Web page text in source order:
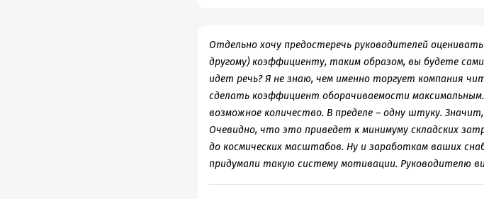
Отдельно хочу предостеречь руководителей
другому) коэффициенту, таким образом, вы будете
идет речь? Я не знаю, чем именно торгует компания
сделать коэффициент оборачиваемости
возможное количество. В пределе – одну штуку.
Очевидно, что это приведет к минимуму складских
до космических масштабов. Ну и заработкам ваших
придумали такую систему мотивации. Руководителю